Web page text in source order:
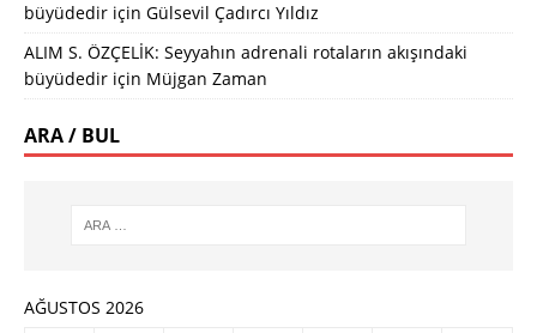
büyüdedir için Gülsevil Çadırcı Yıldız
ALIM S. ÖZÇELİK: Seyyahın adrenali rotaların akışındaki
büyüdedir için Müjgan Zaman
ARA / BUL
AĞUSTOS 2026